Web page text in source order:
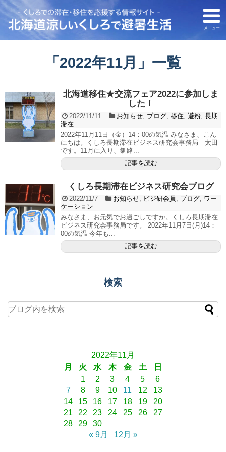
メニュー
「 2022年11月 」 一覧
北海道移住★交流フェア2022に参加しま
した！
2022/11/11 お知らせ, ブログ, 移住, 避粉, 長期
滞在
2022年11月11日（金）14：00の気温 みなさま、こん
にちは。くしろ長期滞在ビジネス研究会事務局 太田
です。11月に入り、釧路...
記事を読む
くしろ長期滞在ビジネス研究会ブログ
2022/11/7 お知らせ, ビジ研会員 , ブログ, ワー
ケーション
みなさま、お元気でお過ごしですか。くしろ長期滞在
ビジネス研究会事務局です。 2022年11月7日(月)14：
00の気温 今年も...
記事を読む
検索
2022年11月
月
火 水 木 金 土
日
1
2 3 4 5
6
7
8 9 10 11 12
13
14
15 16 17 18 19
20
21
22 23 24 25 26
27
28
29
30
« 9月
12月 »